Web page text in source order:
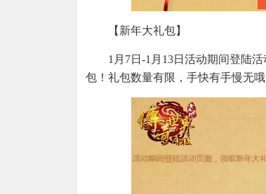
【新年大礼包】
1月7日-1月13日活动期间登陆
包！礼包数量有限，手快有手慢无哦